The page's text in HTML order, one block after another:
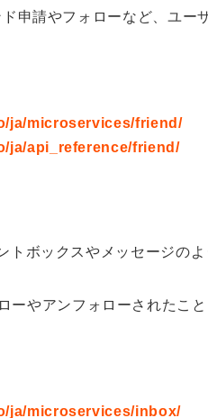
申請やフォローなど、ユー
ja/microservices/friend/
ja/api_reference/friend/
トボックスやメッセージの
ーやアンフォローされたこ
ja/microservices/inbox/